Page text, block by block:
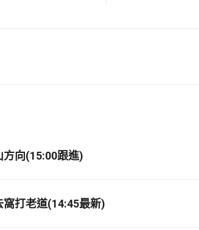
方向(15:00跟進)
打老道(14:45最新)